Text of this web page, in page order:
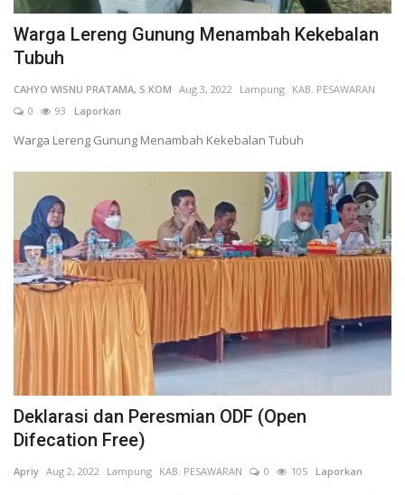
Keamanan
UMKM & Ekonomi Kreatif
Pekerja Migran Indonesia
Ekonomi
Pendidikan
Informasi Journalism
Olahraga
Kesehatan
Warga Lereng Gunung Menambah Kekebalan
Tubuh
CAHYO WISNU PRATAMA, S.KOM Aug 3, 2022 Lampung KAB. PESAWARAN
0
93 Laporkan
Warga Lereng Gunung Menambah Kekebalan Tubuh
Deklarasi dan Peresmian ODF (Open
Difecation Free)
Apriy Aug 2, 2022 Lampung KAB. PESAWARAN 0 105 Laporkan